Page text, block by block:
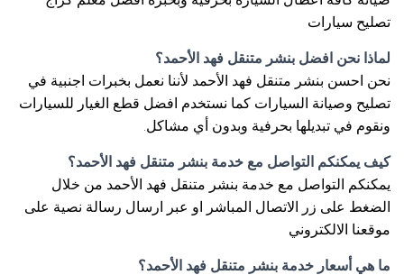
تصليح سيارات
لماذا نحن افضل بنشر متنقل فهد الأحمد؟
نحن احسن بنشر متنقل فهد الأحمد لأننا نعمل بخبرات اجنبية في
تصليح وصيانة السيارات كما نستخدم افضل قطع الغيار للسيارات
ونقوم في تبديلها بحرفية وبدون أي مشاكل.
كيف يمكنكم التواصل مع خدمة بنشر متنقل فهد الأحمد؟
يمكنكم التواصل مع خدمة بنشر متنقل فهد الأحمد من خلال
الضغط على زر الاتصال المباشر او عبر ارسال رسالة نصية على
موقعنا الالكتروني
ما هي أسعار خدمة بنشر متنقل فهد الأحمد؟